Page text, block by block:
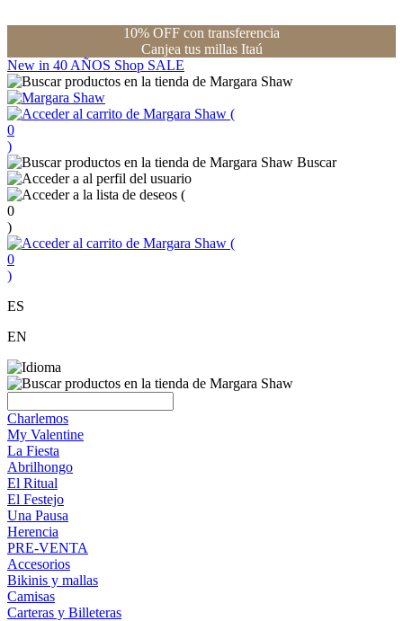
10% OFF con transferencia
Canjea tus millas Itaú
New in 40 AÑOS Shop SALE
(
0
)
Buscar
(
0
)
(
0
)
ES
EN
Charlemos
My Valentine
La Fiesta
Abrilhongo
El Ritual
El Festejo
Una Pausa
Herencia
PRE-VENTA
Accesorios
Bikinis y mallas
Camisas
Carteras y Billeteras